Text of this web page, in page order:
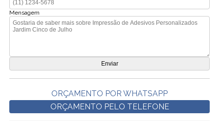
Mensagem
ORÇAMENTO POR WHATSAPP
ORÇAMENTO PELO TELEFONE